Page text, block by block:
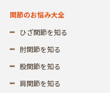
関節のお悩み大全
ひざ関節を知る
肘関節を知る
股関節を知る
肩関節を知る